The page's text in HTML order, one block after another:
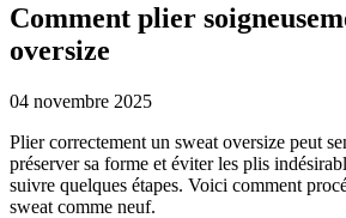
Comment plier
oversize
04 novembre 2025
Plier correctement un sweat oversize peut
préserver sa forme et éviter les plis
suivre quelques étapes. Voici comment
sweat comme neuf.